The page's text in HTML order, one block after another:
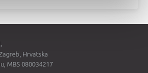
Hrvatska
MBS 080034217